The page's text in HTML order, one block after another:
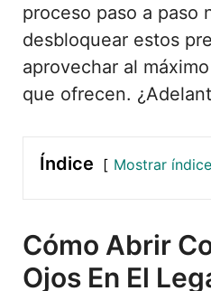
proceso paso a paso
desbloquear estos
aprovechar al
que ofrecen.
Índice Mostrar índice
Cómo Abrir
Ojos En El